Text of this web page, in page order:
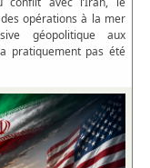
opérations à la mer
géopolitique aux
pratiquement pas été